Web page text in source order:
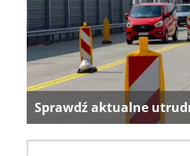
Sprawdź aktualne